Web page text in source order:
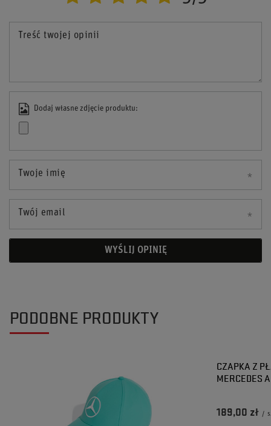
Treść twojej opinii
Dodaj własne zdjęcie produktu:
Twoje imię
Twój email
WYŚLIJ OPINIĘ
PODOBNE PRODUKTY
CZAPKA Z
MERCEDES
189,00 zł /